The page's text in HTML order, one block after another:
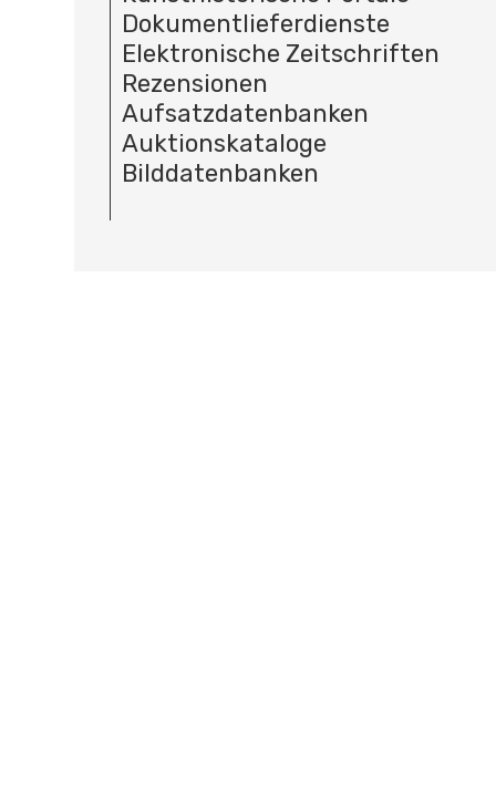
Dokumentlieferdienste
Elektronische Zeitschriften
Rezensionen
Aufsatzdatenbanken
Auktionskataloge
Bilddatenbanken